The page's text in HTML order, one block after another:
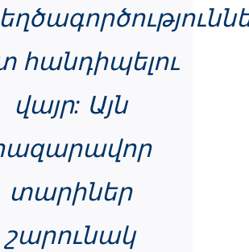
հանդիպելու
վայր: Այն
տարիներ
շարունակ